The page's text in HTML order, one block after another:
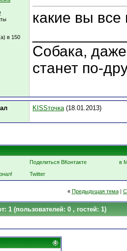
в 150
какие вы
Собака,
станет по-
KISSточка(18.01.2013)
Поделиться ВКонтакте
в
Twitter
« Предыдущая тема|
1 (пользователей: 0 , гостей: 1)